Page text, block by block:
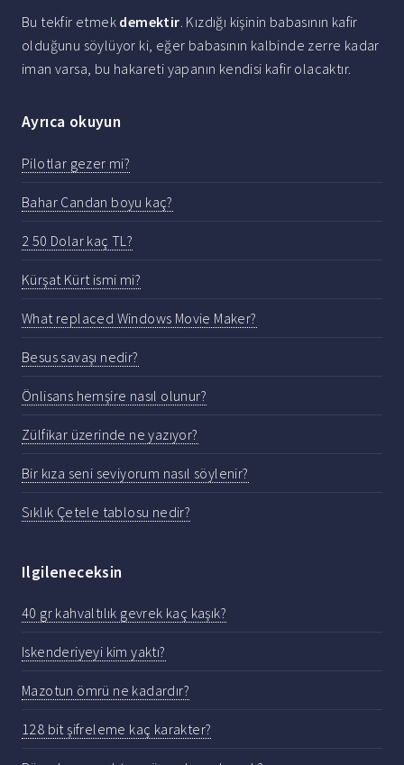
Bu tekfir etmek demektir. Kızdığı kişinin babasının kafir
olduğunu söylüyor ki, eğer babasının kalbinde zerre kadar
iman varsa, bu hakareti yapanın kendisi kafir olacaktır.
Ayrıca okuyun
Pilotlar gezer mi?
Bahar Candan boyu kaç?
2 50 Dolar kaç TL?
Kürşat Kürt ismi mi?
What replaced Windows Movie Maker?
Besus savaşı nedir?
Önlisans hemşire nasıl olunur?
Zülfikar üzerinde ne yazıyor?
Bir kıza seni seviyorum nasıl söylenir?
Sıklık Çetele tablosu nedir?
Ilgileneceksin
40 gr kahvaltılık gevrek kaç kaşık?
Iskenderiyeyi kim yaktı?
Mazotun ömrü ne kadardır?
128 bit şifreleme kaç karakter?